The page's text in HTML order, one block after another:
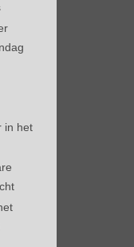
in het